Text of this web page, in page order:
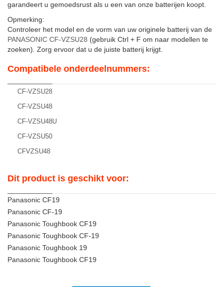
garandeert u gemoedsrust als u een van onze batterijen koopt.
Opmerking:
Controleer het model en de vorm van uw originele batterij van de
PANASONIC CF-VZSU28 (gebruik Ctrl + F om naar modellen te
zoeken). Zorg ervoor dat u de juiste batterij krijgt.
Compatibele onderdeelnummers:
CF-VZSU28
CF-VZSU48
CF-VZSU48U
CF-VZSU50
CFVZSU48
Dit product is geschikt voor:
Panasonic CF19
Panasonic CF-19
Panasonic Toughbook CF19
Panasonic Toughbook CF-19
Panasonic Toughbook 19
Panasonic Toughbook CF19